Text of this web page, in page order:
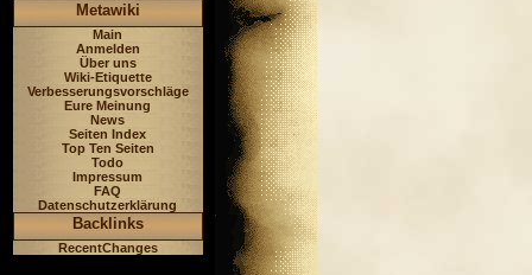
Metawiki
Main
Anmelden
Über uns
Wiki-Etiquette
Verbesserungsvorschläge
Eure Meinung
News
Seiten Index
Top Ten Seiten
Todo
Impressum
FAQ
Datenschutzerklärung
Backlinks
RecentChanges